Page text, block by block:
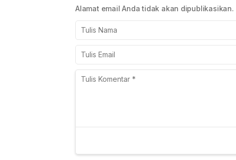
Alamat email Anda tidak akan dipublikasikan.